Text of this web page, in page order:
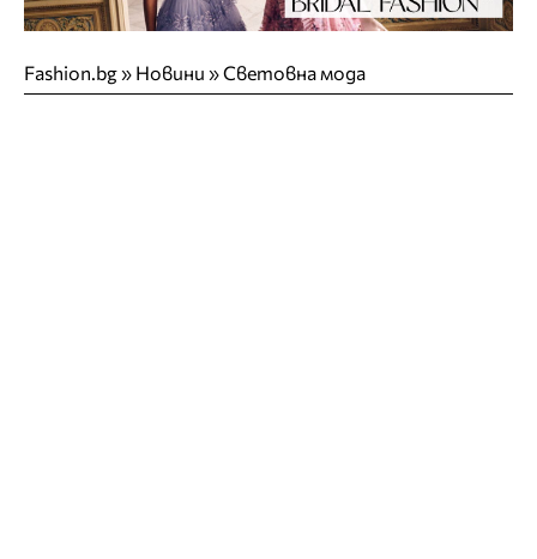
Fashion.bg» Новини »Световна мода